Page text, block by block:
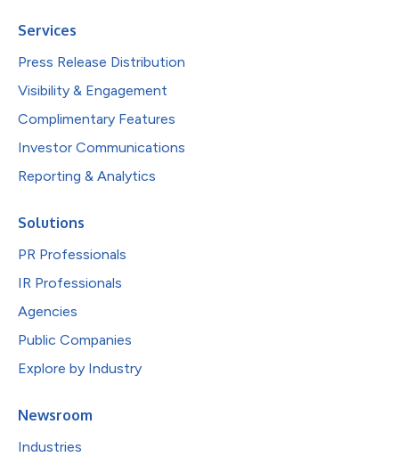
Services
Press Release Distribution
Visibility & Engagement
Complimentary Features
Investor Communications
Reporting & Analytics
Solutions
PR Professionals
IR Professionals
Agencies
Public Companies
Explore by Industry
Newsroom
Industries